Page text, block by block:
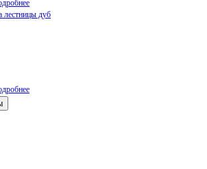
лестницы дуб